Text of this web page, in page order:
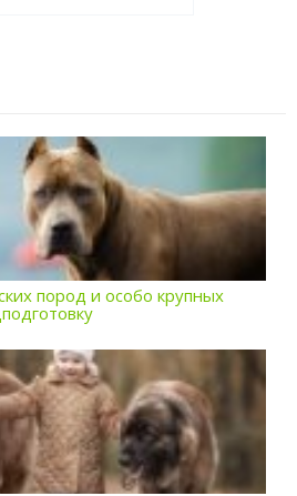
пород и особо крупных